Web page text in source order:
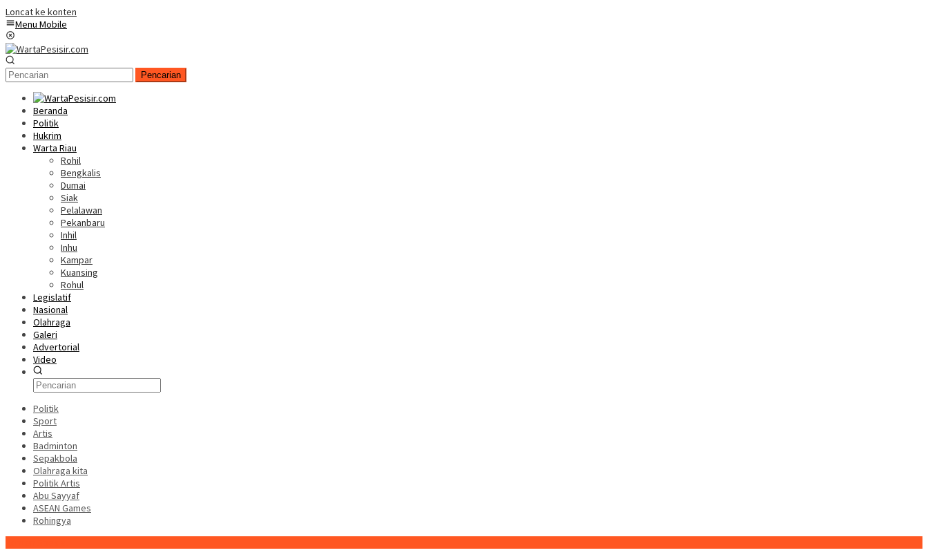
Loncat ke konten
Menu Mobile
Pencarian
Beranda
Politik
Hukrim
Warta Riau
Rohil
Bengkalis
Dumai
Siak
Pelalawan
Pekanbaru
Inhil
Inhu
Kampar
Kuansing
Rohul
Legislatif
Nasional
Olahraga
Galeri
Advertorial
Video
Politik
Sport
Artis
Badminton
Sepakbola
Olahraga kita
Politik Artis
Abu Sayyaf
ASEAN Games
Rohingya